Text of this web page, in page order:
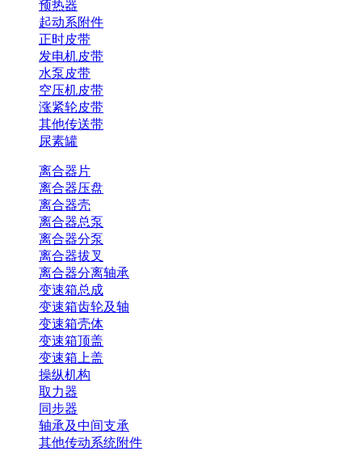
预热器
起动系附件
正时皮带
发电机皮带
水泵皮带
空压机皮带
涨紧轮皮带
其他传送带
尿素罐
离合器片
离合器压盘
离合器壳
离合器总泵
离合器分泵
离合器拔叉
离合器分离轴承
变速箱总成
变速箱齿轮及轴
变速箱壳体
变速箱顶盖
变速箱上盖
操纵机构
取力器
同步器
轴承及中间支承
其他传动系统附件